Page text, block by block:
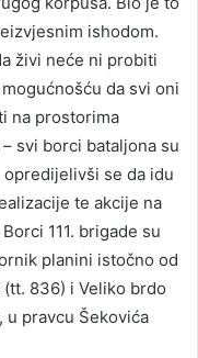
ishodom.
živi neće ni probiti
da svi oni
na prostorima
svi borci bataljona su
se da idu
te akcije na
111. brigade su
planini istočno od
836) i Veliko brdo
u pravcu Šekovića